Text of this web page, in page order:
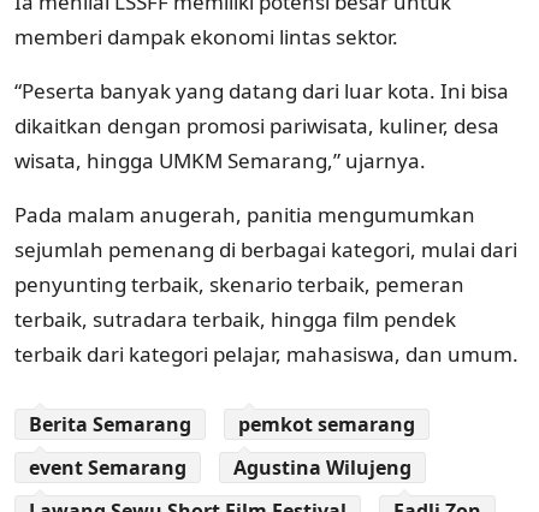
memberi dampak ekonomi lintas sektor.
“Peserta banyak yang datang dari luar kota. Ini bisa
dikaitkan dengan promosi pariwisata, kuliner, desa
wisata, hingga UMKM Semarang,” ujarnya.
Pada malam anugerah, panitia mengumumkan
sejumlah pemenang di berbagai kategori, mulai dari
penyunting terbaik, skenario terbaik, pemeran
terbaik, sutradara terbaik, hingga film pendek
terbaik dari kategori pelajar, mahasiswa, dan umum.
Berita Semarang
pemkot semarang
event Semarang
Agustina Wilujeng